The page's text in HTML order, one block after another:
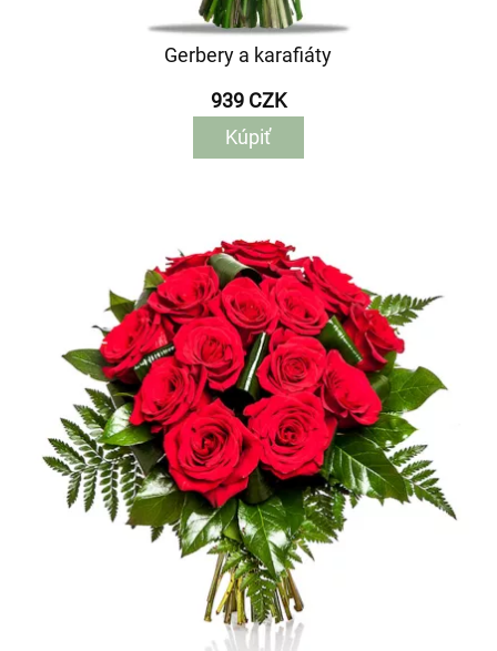
Gerbery a karafiáty
939 CZK
Kúpiť